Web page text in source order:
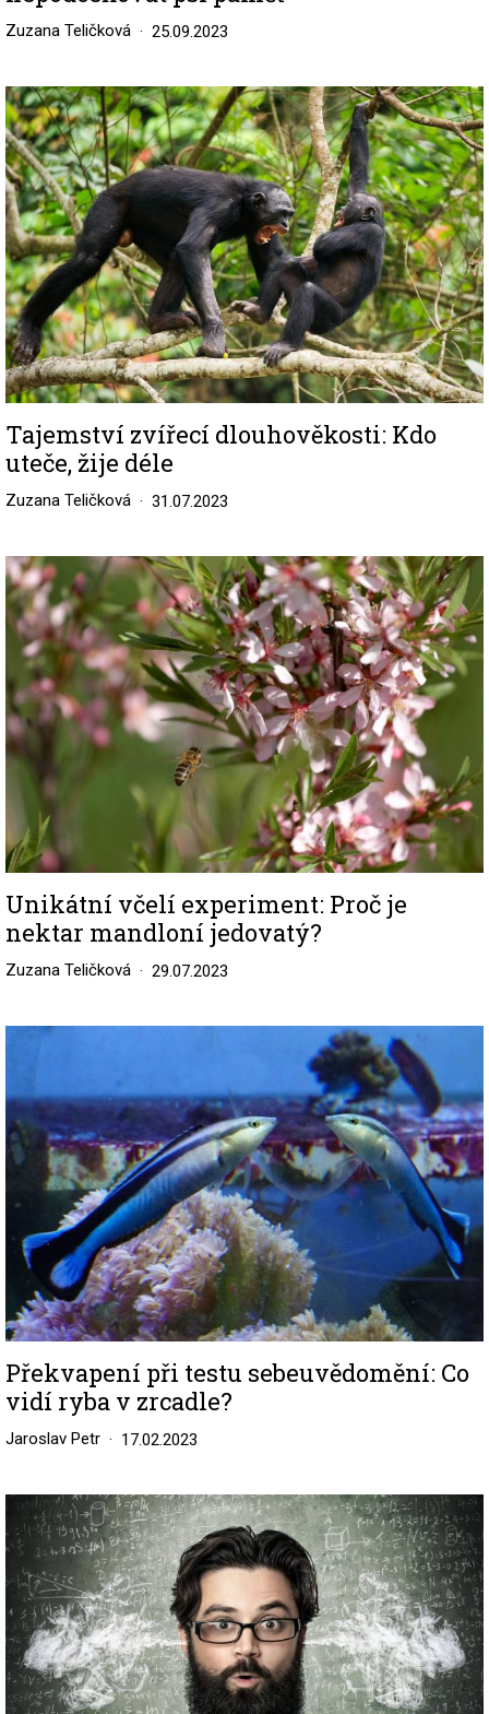
Zuzana Teličková 25.09.2023
Image
Tajemství zvířecí dlouhověkosti: Kdo
uteče, žije déle
Zuzana Teličková 31.07.2023
Image
Unikátní včelí experiment: Proč je
nektar mandloní jedovatý?
Zuzana Teličková 29.07.2023
Image
Překvapení při testu sebeuvědomění: Co
vidí ryba v zrcadle?
Jaroslav Petr 17.02.2023
Image